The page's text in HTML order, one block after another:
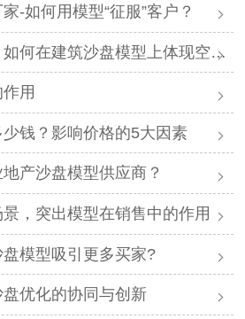
-如何用模型“征服”客户？
在建筑沙盘模型上体现空间规划
用
钱？影响价格的5大因素
产沙盘模型供应商？
，突出模型在销售中的作用
模型吸引更多买家?
优化的协同与创新